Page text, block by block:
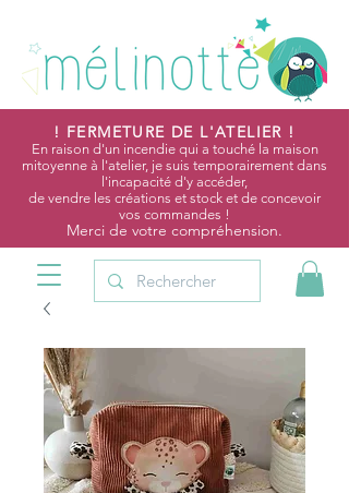
! FERMETURE DE L'ATELIER !
En raison d'un incendie qui a touché la maison
mitoyenne à l'atelier, je suis temporairement dans
l'incapacité d'y accéder,
de vendre les créations et stock et de concevoir
vos commandes !
Merci de votre compréhension.